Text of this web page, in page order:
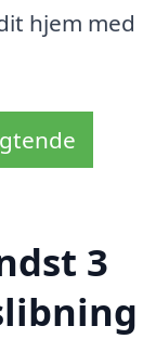
hjem med
3